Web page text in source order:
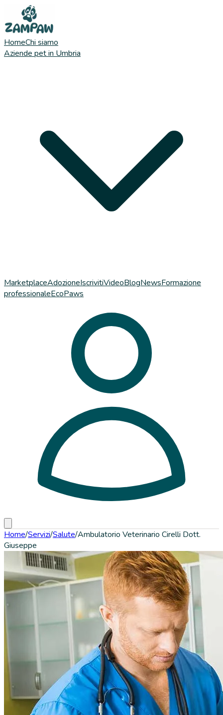
HomeChi siamo
Aziende pet in Umbria
MarketplaceAdozioneIscrivitiVideoBlogNewsFormazione
professionaleEcoPaws
Home/Servizi/Salute/Ambulatorio Veterinario Cirelli Dott.
Giuseppe